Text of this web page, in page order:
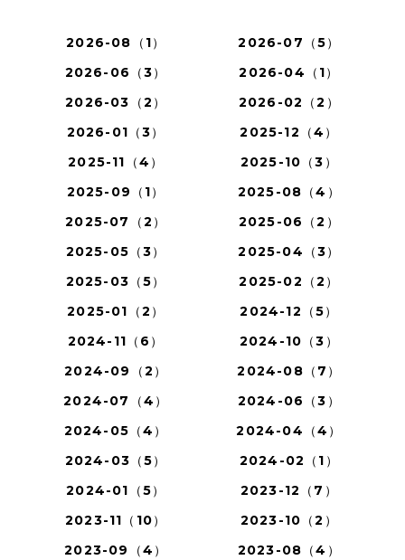
2026-08（1）
2026-07（5）
2026-06（3）
2026-04（1）
2026-03（2）
2026-02（2）
2026-01（3）
2025-12（4）
2025-11（4）
2025-10（3）
2025-09（1）
2025-08（4）
2025-07（2）
2025-06（2）
2025-05（3）
2025-04（3）
2025-03（5）
2025-02（2）
2025-01（2）
2024-12（5）
2024-11（6）
2024-10（3）
2024-09（2）
2024-08（7）
2024-07（4）
2024-06（3）
2024-05（4）
2024-04（4）
2024-03（5）
2024-02（1）
2024-01（5）
2023-12（7）
2023-11（10）
2023-10（2）
2023-09（4）
2023-08（4）